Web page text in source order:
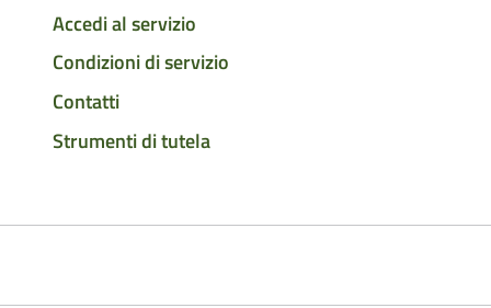
Accedi al servizio
Condizioni di servizio
Contatti
Strumenti di tutela